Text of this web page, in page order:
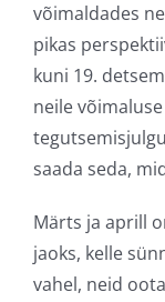
võimaldades
pikas
kuni 19.
neile
saada seda,
Märts ja aprill
jaoks, kelle
vahel, neid